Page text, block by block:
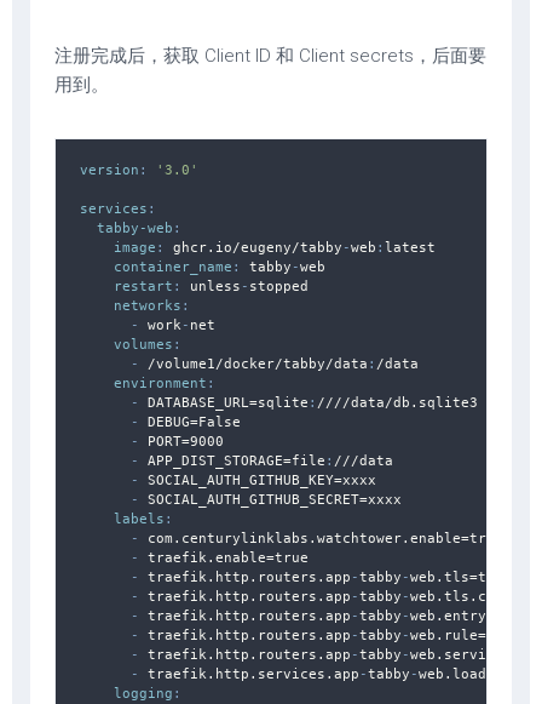
注册完成后，获取 Client ID 和 Client secrets，后面要
用到。
version : '3.0'
services :
tabby-web :
image : ghcr.io/eugeny/tabby -web : latest
container_name : tabby -web
restart : unless - stopped
networks :
-
work- net
volumes :
-
/volume1/docker/tabby/data : /data
environment :
-
DATABASE_URL=sqlite : ////data/db.sqlite3
-
DEBUG=False
-
PORT=9000
-
APP_DIST_STORAGE=file : ///data
-
SOCIAL_AUTH_GITHUB_KEY=xxxx
-
SOCIAL_AUTH_GITHUB_SECRET=xxxx
labels :
-
com.centurylinklabs.watchtower.enable=true
-
traefik.enable=true
-
traefik.http.routers.app -tabby -web.tls=true
-
traefik.http.routers.app -tabby -
-
traefik.http.routers.app -tabby -
-
traefik.http.routers.app -tabby -
-
traefik.http.routers.app -tabby -web.service=app
-
traefik.http.services.app -tabby -
logging :